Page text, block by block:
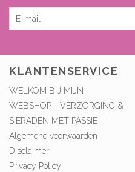
KLANTENSERVICE
WELKOM BIJ MIJN
WEBSHOP - VERZORGING &
SIERADEN MET PASSIE
Algemene voorwaarden
Disclaimer
Privacy Policy